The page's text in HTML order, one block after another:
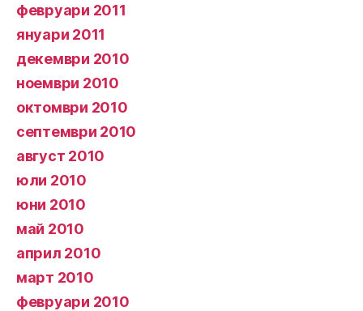
февруари 2011
януари 2011
декември 2010
ноември 2010
октомври 2010
септември 2010
август 2010
юли 2010
юни 2010
май 2010
април 2010
март 2010
февруари 2010